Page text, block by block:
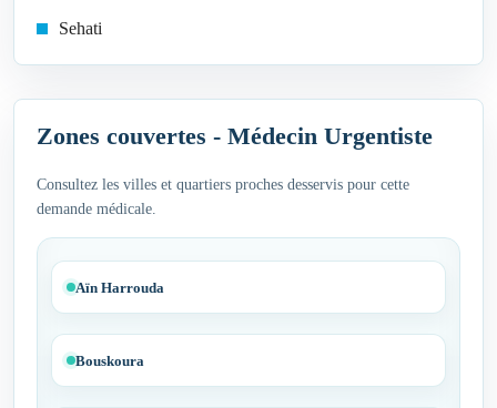
Sehati
Zones couvertes - Médecin Urgentiste
Consultez les villes et quartiers proches desservis pour cette
demande médicale.
Aïn Harrouda
Bouskoura